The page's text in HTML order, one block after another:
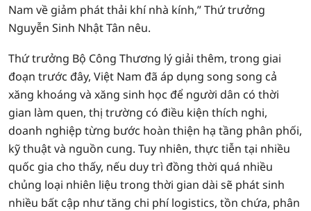
Nam về giảm phát thải khí nhà kính,” Thứ trưởng
Nguyễn Sinh Nhật Tân nêu.
Thứ trưởng Bộ Công Thương lý giải thêm, trong giai
đoạn trước đây, Việt Nam đã áp dụng song song cả
xăng khoáng và xăng sinh học để người dân có thời
gian làm quen, thị trường có điều kiện thích nghi,
doanh nghiệp từng bước hoàn thiện hạ tầng phân phối,
kỹ thuật và nguồn cung. Tuy nhiên, thực tiễn tại nhiều
quốc gia cho thấy, nếu duy trì đồng thời quá nhiều
chủng loại nhiên liệu trong thời gian dài sẽ phát sinh
nhiều bất cập như tăng chi phí logistics, tồn chứa, phân